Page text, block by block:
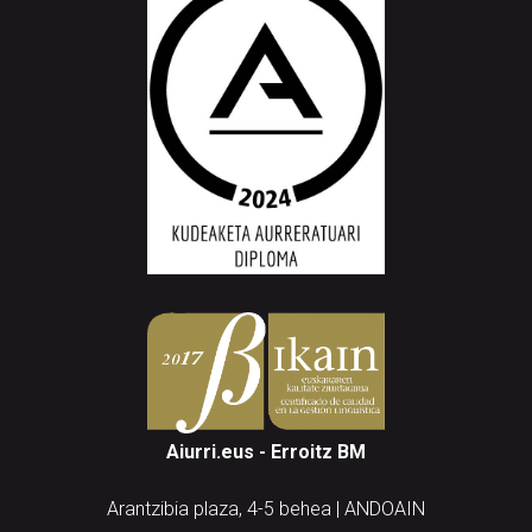
Aiurri.eus - Erroitz BM
Arantzibia plaza, 4-5 behea | ANDOAIN